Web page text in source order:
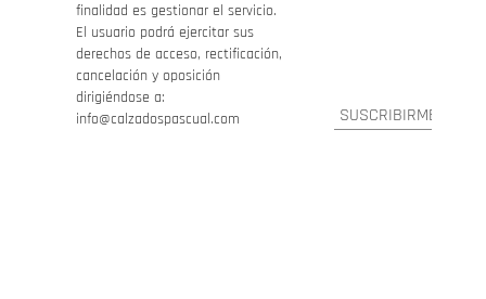
finalidad es gestionar el servicio.
El usuario podrá ejercitar sus
derechos de acceso, rectificación,
cancelación y oposición
dirigiéndose a:
info@calzadospascual.com